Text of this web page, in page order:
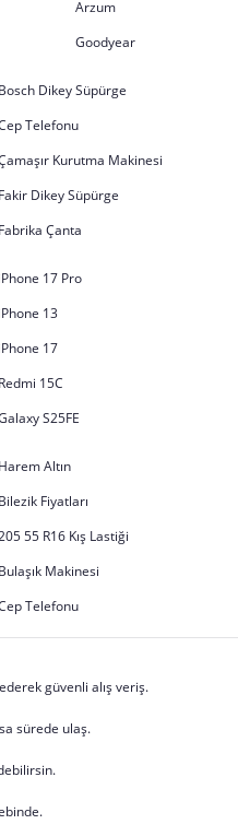
Arzum
Goodyear
Bosch Dikey Süpürge
Telefonu
Kurutma Makinesi
Fakir Dikey Süpürge
Fabrika Çanta
iPhone 17 Pro
iPhone 13
iPhone 17
Redmi 15C
S25FE
Harem Altın
Bilezik Fiyatları
55 R16 Kış Lastiği
Bulaşık Makinesi
Telefonu
güvenli alış veriş.
sürede ulaş.